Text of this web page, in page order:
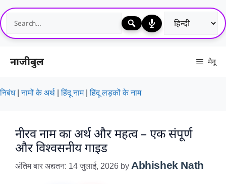
Skip
to
content
नाजीबुल मेनू
निबंध|नामों के अर्थ |हिंदू नाम|हिंदू लड़कों के नाम
नीरव नाम का अर्थ और महत्व – एक संपूर्ण
और विश्वसनीय गाइड
अंतिम बार अद्यतन: 14 जुलाई, 2026 by Abhishek Nath